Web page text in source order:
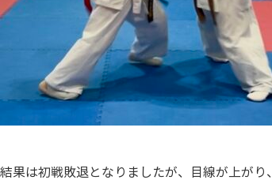
結果は初戦敗退となりましたが、目線が上がり